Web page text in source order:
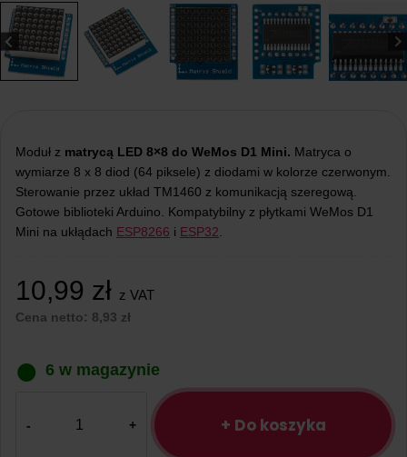
Moduł z matrycą LED 8×8 do WeMos D1 Mini. Matryca o
wymiarze 8 x 8 diod (64 piksele) z diodami w kolorze czerwonym.
Sterowanie przez układ TM1460 z komunikacją szeregową.
Gotowe biblioteki Arduino. Kompatybilny z płytkami WeMos D1
Mini na ukłądach ESP8266 i ESP32
10,99 zł z VAT
Cena netto: 8,93 zł
6 w magazynie
+ Do koszyka